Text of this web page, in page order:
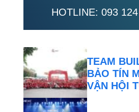
HOTLINE: 093
TEAM
BẢO TÍN
VẬN HỘI